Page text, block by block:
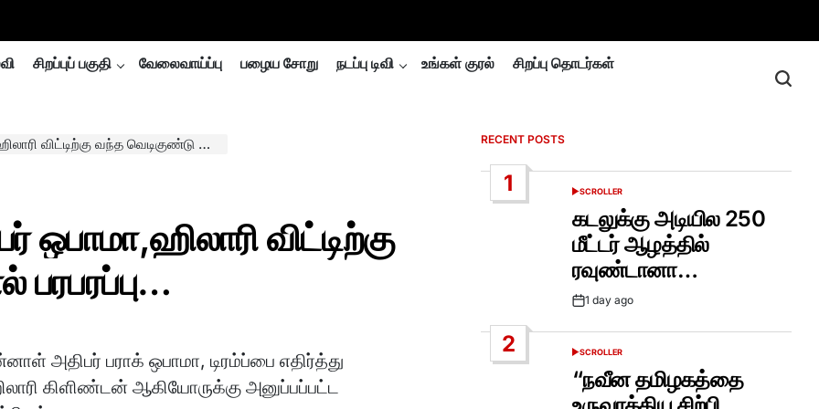
சிறப்புப் பகுதி வேலைவாய்ப்பு பழைய சோறு நடப்பு டிவி உங்கள் குரல் சிறப்பு தொடர்கள்
வந்த வெடிகுண்டு பார்சலால் பரபரப்பு…
விட்டிற்கு
பரபரப்பு…
அதிபர் பராக் ஒபாமா, டிரம்ப்பை எதிர்த்து
கிளிண்டன் ஆகியோருக்கு அனுப்பப்பட்ட
RECENT POSTS
1
POSTED
SCROLLER
கடலுக்கு அடியில 250
மீட்டர் ஆழத்தில்
ரவுண்டானா…
Post1 day ago
2
POSTED
SCROLLER
“நவீன தமிழகத்தை